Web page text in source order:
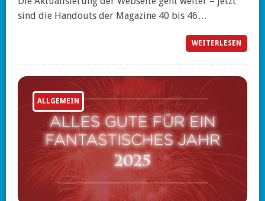
sind die Handouts der Magazine 40 bis 46…
WEITERLESEN
ALLGEMEIN